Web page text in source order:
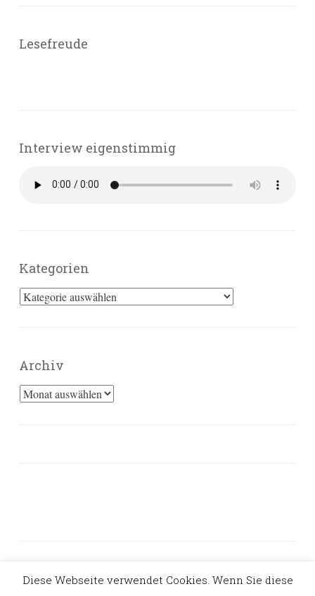
Lesefreude
Interview eigenstimmig
Kategorien
Kategorien
Archiv
Archiv
Diese Webseite verwendet Cookies. Wenn Sie diese